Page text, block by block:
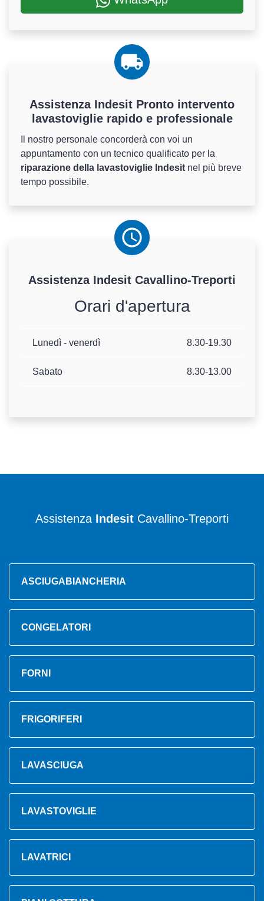
Assistenza Indesit Pronto intervento
lavastoviglie rapido e professionale
Il nostro personale concorderà con voi un
appuntamento con un tecnico qualificato per la
riparazione della lavastoviglie Indesit nel più breve
tempo possibile.
Assistenza Indesit Cavallino-Treporti
Orari d'apertura
Lunedì - venerdì 8.30-19.30
Sabato 8.30-13.00
Assistenza Indesit Cavallino-Treporti
ASCIUGABIANCHERIA
CONGELATORI
FORNI
FRIGORIFERI
LAVASCIUGA
LAVASTOVIGLIE
LAVATRICI